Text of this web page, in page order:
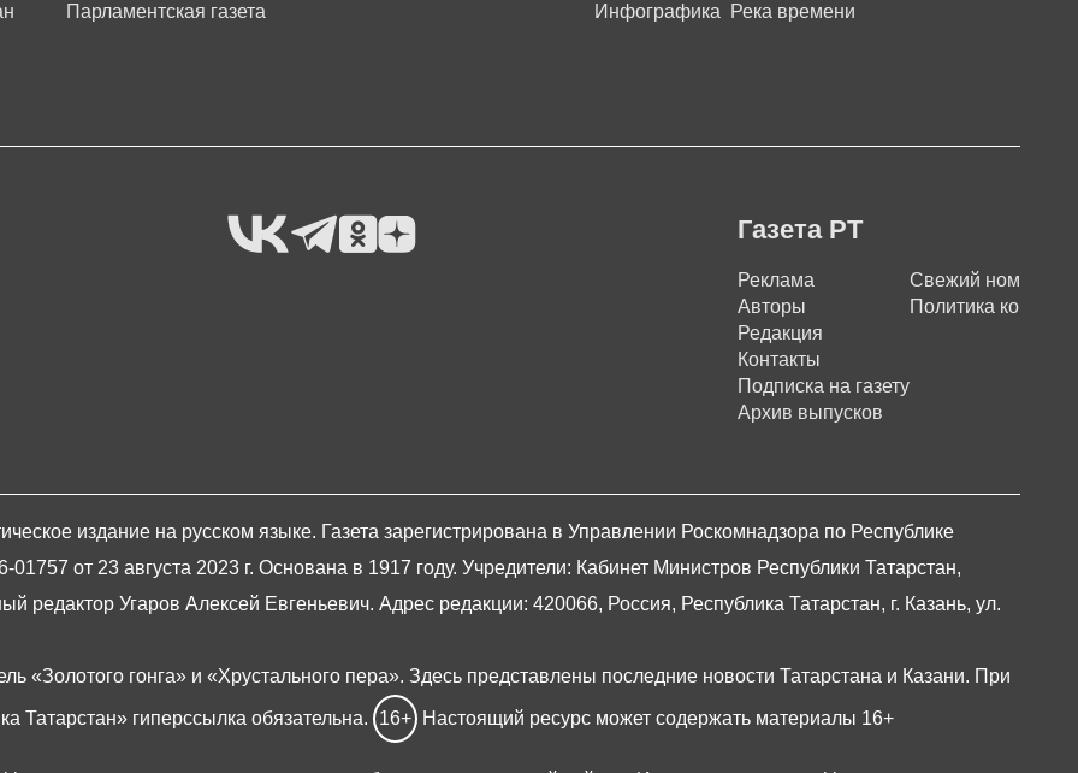
Парламентская газета
Инфографика
Река времени
Газета РТ
Реклама
Авторы
Редакция
Контакты
Подписка на газету
Архив выпусков
Свежий номер
Политика
издание на русском языке. Газета зарегистрирована в Управлении Роскомнадзора по Республике
от 23 августа 2023 г. Основана в 1917 году. Учредители: Кабинет Министров Республики Татарстан,
редактор Угаров Алексей Евгеньевич. Адрес редакции: 420066, Россия, Республика Татарстан, г. Казань, ул.
«Золотого гонга» и «Хрустального пера». Здесь представлены последние новости Татарстана и Казани. При
Татарстан» гиперссылка обязательна. 16+ Настоящий ресурс может содержать материалы 16+